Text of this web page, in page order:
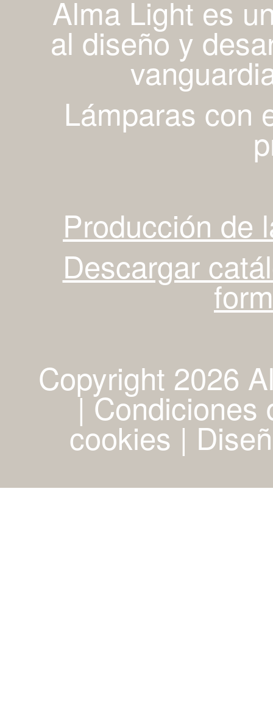
Alma Light es
al diseño y
Lámparas con
Producción de
Descargar
Copyright 2026
| Condiciones
cookies |